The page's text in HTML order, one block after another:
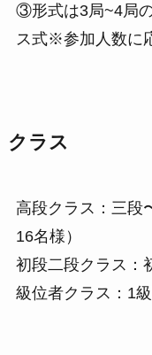
③形式は3局~4局
ス式※参加人数に
クラス
高段クラス：三段
16名様）
初段二段クラス：
級位者クラス：1